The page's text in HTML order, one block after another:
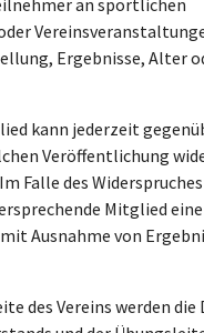
Ergebnisse, Alter
kann jederzeit
Veröffentlichung
Falle des
Mitglied
Ausnahme von
des Vereins werden die